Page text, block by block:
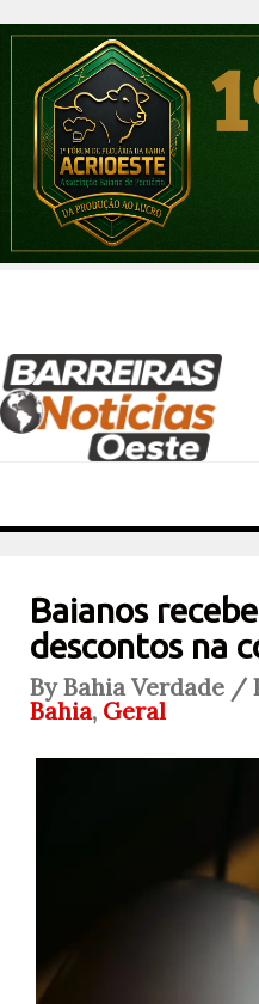
Baianos
descontos na
By Bahia Verdade /
Bahia, Geral